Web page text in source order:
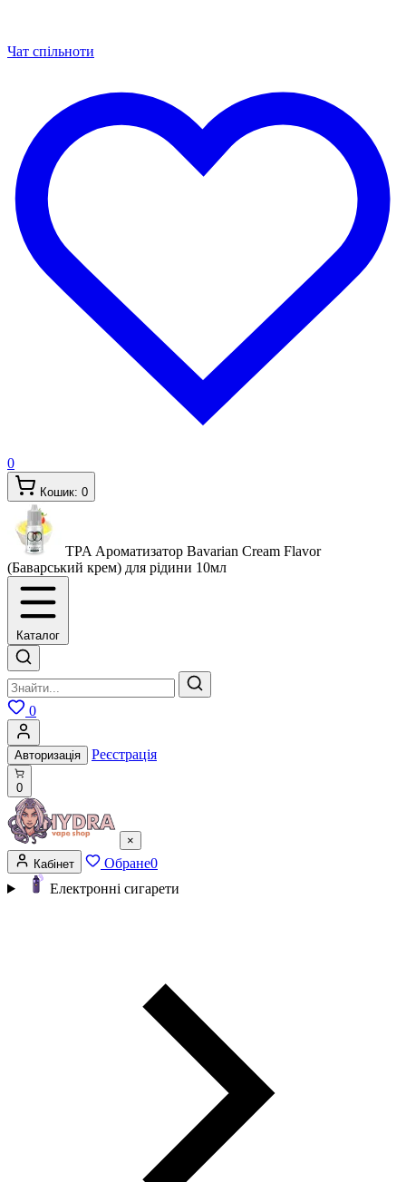
Чат спільноти
0
Кошик: 0
TPA Ароматизатор Bavarian Cream Flavor
(Баварський крем) для рідини 10мл
Каталог
0
Авторизація Реєстрація
0
×
Кабінет
Обране0
Електронні сигарети